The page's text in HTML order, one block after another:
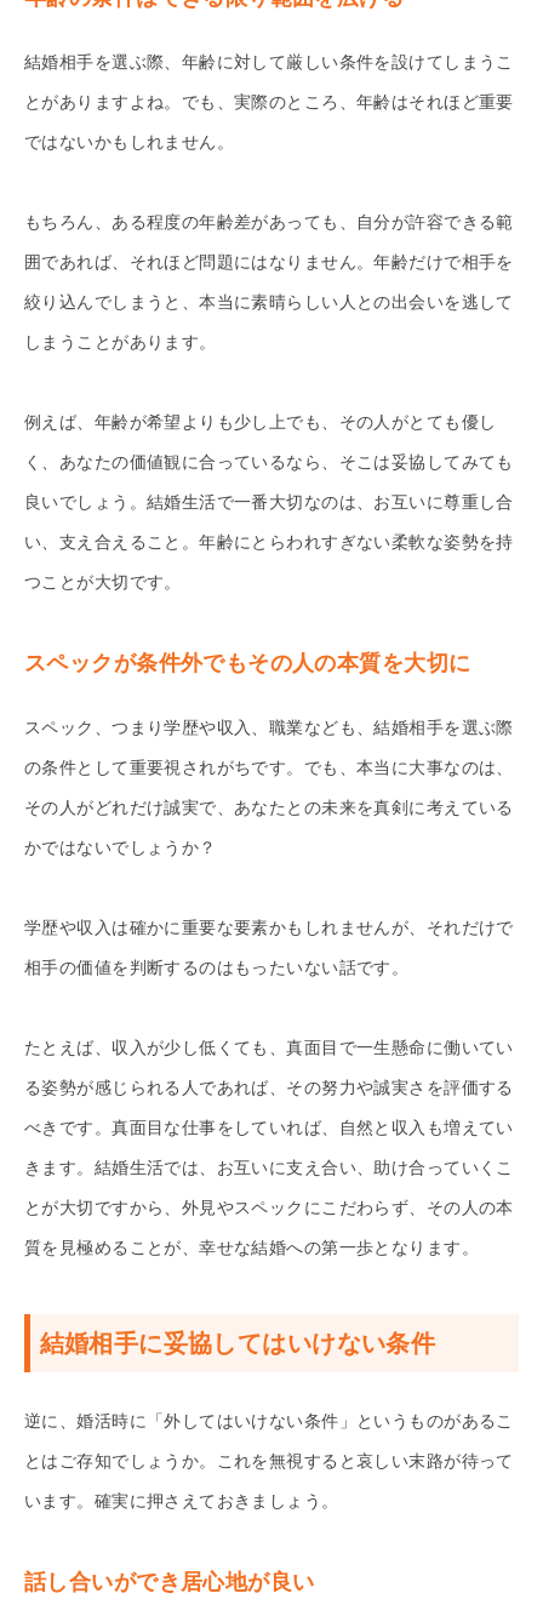
結婚相手を選ぶ際、年齢に対して厳しい条件を設けてしまうこ
とがありますよね。でも、実際のところ、年齢はそれほど重要
ではないかもしれません。
もちろん、ある程度の年齢差があっても、自分が許容できる範
囲であれば、それほど問題にはなりません。年齢だけで相手を
絞り込んでしまうと、本当に素晴らしい人との出会いを逃して
しまうことがあります。
例えば、年齢が希望よりも少し上でも、その人がとても優し
く、あなたの価値観に合っているなら、そこは妥協してみても
良いでしょう。結婚生活で一番大切なのは、お互いに尊重し合
い、支え合えること。年齢にとらわれすぎない柔軟な姿勢を持
つことが大切です。
スペックが条件外でもその人の本質を大切に
スペック、つまり学歴や収入、職業なども、結婚相手を選ぶ際
の条件として重要視されがちです。でも、本当に大事なのは、
その人がどれだけ誠実で、あなたとの未来を真剣に考えている
かではないでしょうか？
学歴や収入は確かに重要な要素かもしれませんが、それだけで
相手の価値を判断するのはもったいない話です。
たとえば、収入が少し低くても、真面目で一生懸命に働いてい
る姿勢が感じられる人であれば、その努力や誠実さを評価する
べきです。真面目な仕事をしていれば、自然と収入も増えてい
きます。結婚生活では、お互いに支え合い、助け合っていくこ
とが大切ですから、外見やスペックにこだわらず、その人の本
質を見極めることが、幸せな結婚への第一歩となります。
結婚相手に妥協してはいけない条件
逆に、婚活時に「外してはいけない条件」というものがあるこ
とはご存知でしょうか。これを無視すると哀しい末路が待って
います。確実に押さえておきましょう。
話し合いができ居心地が良い